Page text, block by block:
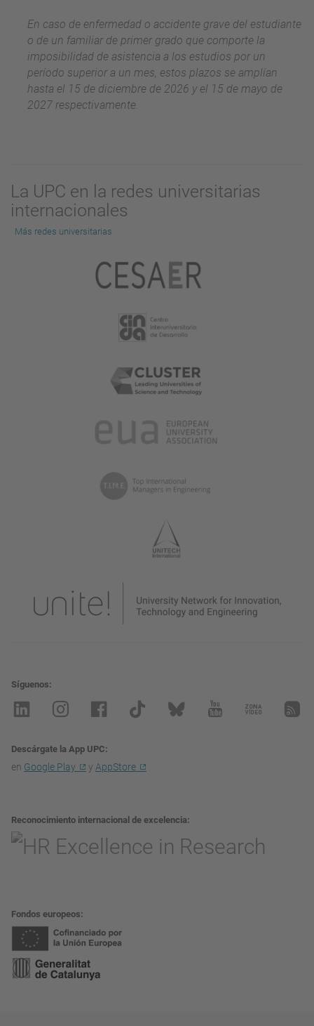
En caso de enfermedad o accidente grave del estudiante
o de un familiar de primer grado que comporte la
imposibilidad de asistencia a los estudios por un
período superior a un mes, estos plazos se amplían
hasta el 15 de diciembre de 2026 y el 15 de mayo de
2027 respectivamente.
La UPC en la redes universitarias
internacionales
Más redes universitarias
Síguenos
Descárgate la App UPC
en Google Play y AppStore
Reconocimiento internacional de excelencia
Fondos europeos